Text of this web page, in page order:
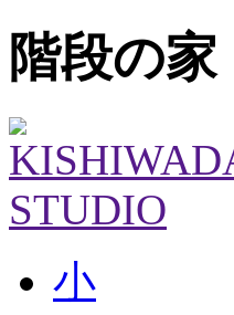
階段の
小